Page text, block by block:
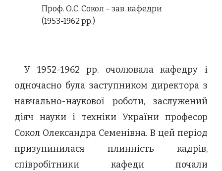
Проф. О.С. Сокол – зав. кафедри
(1953-1962 рр.)
У 1952-1962 рр. очолювала кафедру і
одночасно була заступником директора з
навчально-наукової роботи, заслужений
діяч науки і техніки України професор
Сокол Олександра Семенівна. В цей період
призупинилася плинність кадрів,
співробітники кафеди почали